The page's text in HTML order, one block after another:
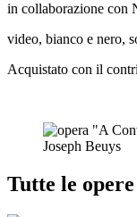
Collezione
Accessibilità
Educazione
News
e
Scuole
in collaborazione con
video, bianco e nero,
Acquistato con il
Tutte le